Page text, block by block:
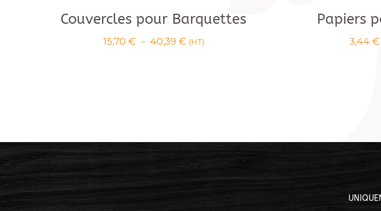
Couvercles pour Barquettes
15,70 € – 40,39 €Plage
(HT)
Papiers
3,44€